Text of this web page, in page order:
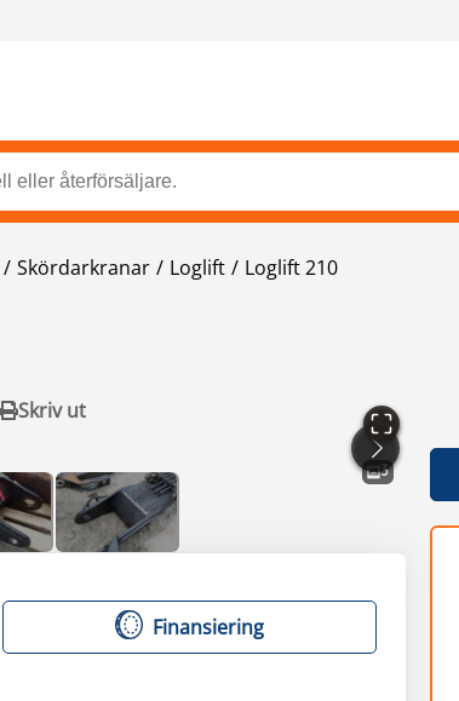
Skördarkranar Loglift Loglift 210
Skriv ut
3
Finansiering